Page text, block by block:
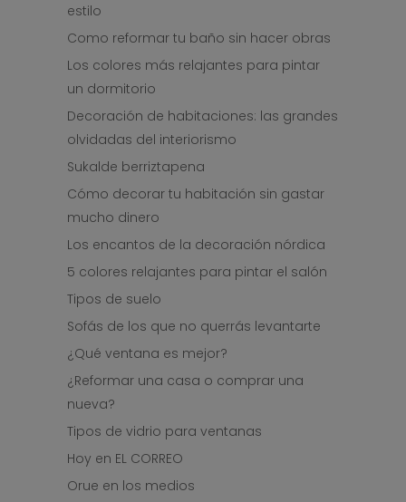
estilo
Como reformar tu baño sin hacer obras
Los colores más relajantes para pintar
un dormitorio
Decoración de habitaciones: las grandes
olvidadas del interiorismo
Sukalde berriztapena
Cómo decorar tu habitación sin gastar
mucho dinero
Los encantos de la decoración nórdica
5 colores relajantes para pintar el salón
Tipos de suelo
Sofás de los que no querrás levantarte
¿Qué ventana es mejor?
¿Reformar una casa o comprar una
nueva?
Tipos de vidrio para ventanas
Hoy en EL CORREO
Orue en los medios